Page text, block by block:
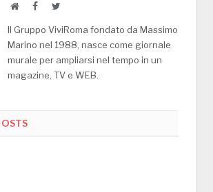
WebsiteFacebookTwitter
Il Gruppo ViviRoma fondato da Massimo
Marino nel 1988, nasce come giornale
murale per ampliarsi nel tempo in un
magazine, TV e WEB.